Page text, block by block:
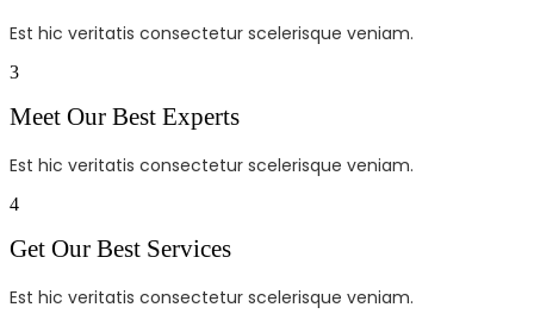
Est hic veritatis consectetur scelerisque veniam.
3
Meet Our Best Experts
Est hic veritatis consectetur scelerisque veniam.
4
Get Our Best Services
Est hic veritatis consectetur scelerisque veniam.